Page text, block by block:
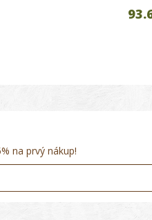
na prvý nákup!